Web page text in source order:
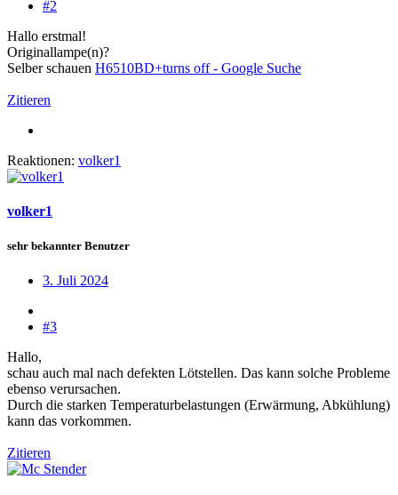
#2
Hallo erstmal!
Originallampe(n)?
Selber schauen H6510BD+turns off - Google Suche
Zitieren
Reaktionen: volker1
volker1
sehr bekannter Benutzer
3. Juli 2024
#3
Hallo,
schau auch mal nach defekten Lötstellen. Das kann solche Probleme
ebenso verursachen.
Durch die starken Temperaturbelastungen (Erwärmung, Abkühlung)
kann das vorkommen.
Zitieren